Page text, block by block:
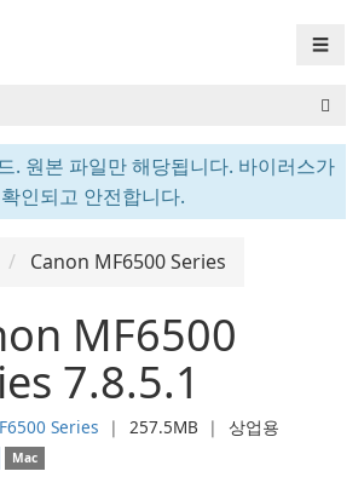
☰
. 원본 파일만 해당됩니다. 바이러스가
확인되고 안전합니다.
Canon MF6500 Series
MF6500
7.8.5.1
Series ❘ 257.5MB ❘ 상업용
Mac